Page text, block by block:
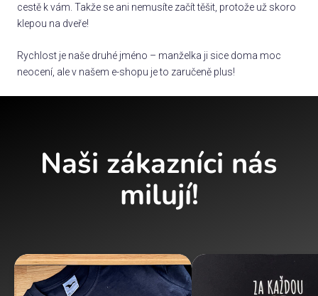
cestě k vám. Takže se ani nemusíte začít těšit, protože už skoro
klepou na dveře!
Rychlost je naše druhé jméno – manželka ji sice doma moc
neocení, ale v našem e-shopu je to zaručeně plus!
Naši zákazníci nás
milují!